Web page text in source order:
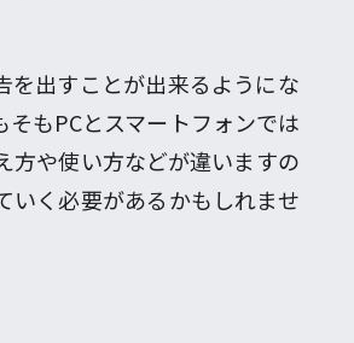
を出すことが出来るようにな
もPCとスマートフォンでは
方や使い方などが違いますの
いく必要があるかもしれませ